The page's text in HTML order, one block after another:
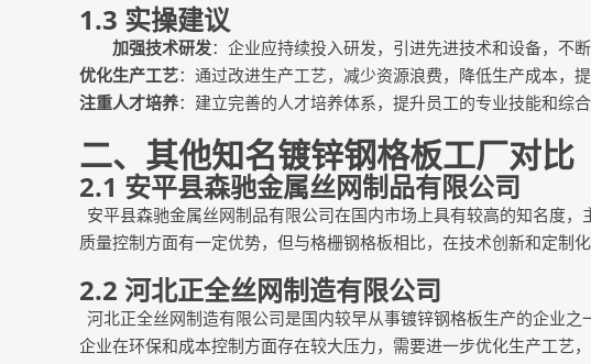
1.3 实操建议
加强技术研发：企业应持续投入研发，引进先进技术和设备，不
优化生产工艺：通过改进生产工艺，减少资源浪费，降低生产成本，提
注重人才培养：建立完善的人才培养体系，提升员工的专业技能和综
二、其他知名镀锌钢格板工厂对比
2.1 安平县森驰金属丝网制品有限公司
安平县森驰金属丝网制品有限公司在国内市场上具有较高的知名度
质量控制方面有一定优势，但与格栅钢格板相比，在技术创新和定制
2.2 河北正全丝网制造有限公司
河北正全丝网制造有限公司是国内较早从事镀锌钢格板生产的企业
企业在环保和成本控制方面存在较大压力，需要进一步优化生产工艺，